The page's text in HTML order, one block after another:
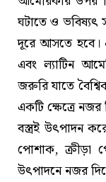
ঘটাতে ও ভবিষ্যৎ
দূরে আসতে হবে।
এবং ল্যাটিন
জরুরি যাতে
একটি ক্ষেত্রে
বস্ত্রই উৎপাদন
পোশাক, ক্রীড়া
উৎপাদনে নজর